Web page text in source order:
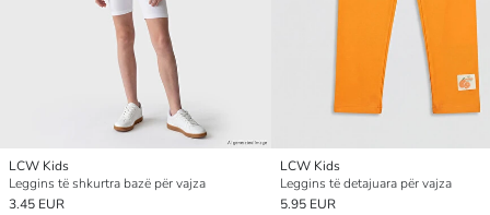
LCW Kids
Leggins të shkurtra bazë për vajza
3.45 EUR
LCW Kids
Leggins të detajuara për vajza
5.95 EUR